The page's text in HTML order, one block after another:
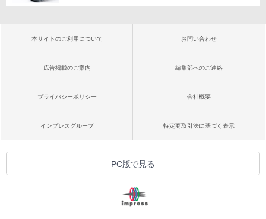
本サイトのご利用について お問い合わせ
広告掲載のご案内 編集部へのご連絡
プライバシーポリシー 会社概要
インプレスグループ 特定商取引法に基づく表示
PC版で見る